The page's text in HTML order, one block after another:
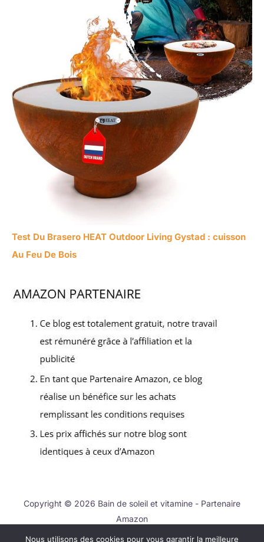
Test Du Brasero HEAT Outdoor Living Gystad : cuisson
Au Feu De Bois
Copyright © 2026 Bain de soleil et vitamine - Partenaire
Amazon
Contact
Nous utilisons des cookies pour vous garantir la meilleure